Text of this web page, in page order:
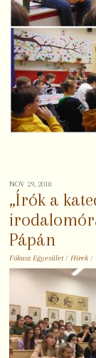
NOV 29, 2018
„Írók a
Pápán
Fókusz Egyesület / Hírek /